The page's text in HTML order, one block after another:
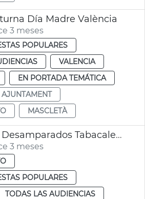
Día Madre València
3 meses
POPULARES
VALENCIA
EN PORTADA TEMÁTICA
AJUNTAMENT
MASCLETÀ
Virgen de los Desamparados Tabacalera València
3 meses
POPULARES
TODAS LAS AUDIENCIAS